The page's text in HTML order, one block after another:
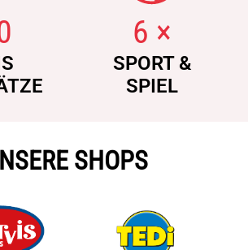
6 ×
SPORT &
SPIEL
SHOPS